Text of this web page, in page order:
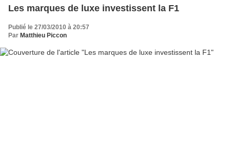
Les marques de luxe investissent la F1
Publié le 27/03/2010 à 20:57
Par Matthieu Piccon